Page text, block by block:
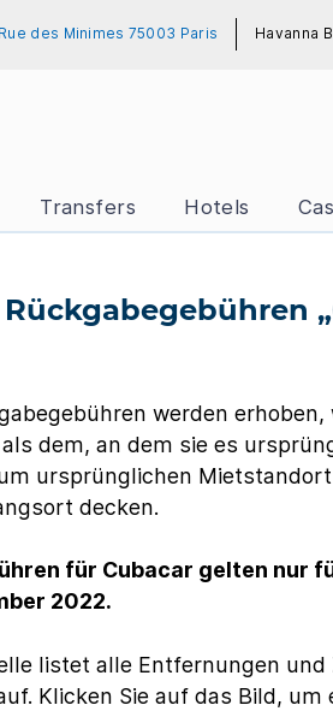
des Minimes 75003 Paris Havanna
Transfers Hotels
werden
dem, an dem sie es
ursprünglichen
decken.
für Cubacar gelten nur
2022.
listet alle Entfernungen
Klicken Sie auf das Bild, um